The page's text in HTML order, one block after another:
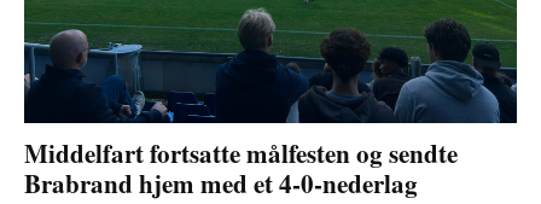
Middelfart fortsatte målfesten og sendte
Brabrand hjem med et 4-0-nederlag